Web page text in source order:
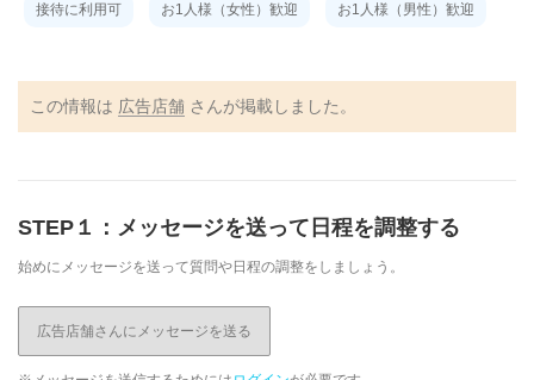
接待に利用可 お1人様（女性）歓迎 お1人様（男性）歓迎
この情報は 広告店舗 さんが掲載しました。
STEP１：メッセージを送って日程を調整する
始めにメッセージを送って質問や日程の調整をしましょう。
広告店舗さんにメッセージを送る